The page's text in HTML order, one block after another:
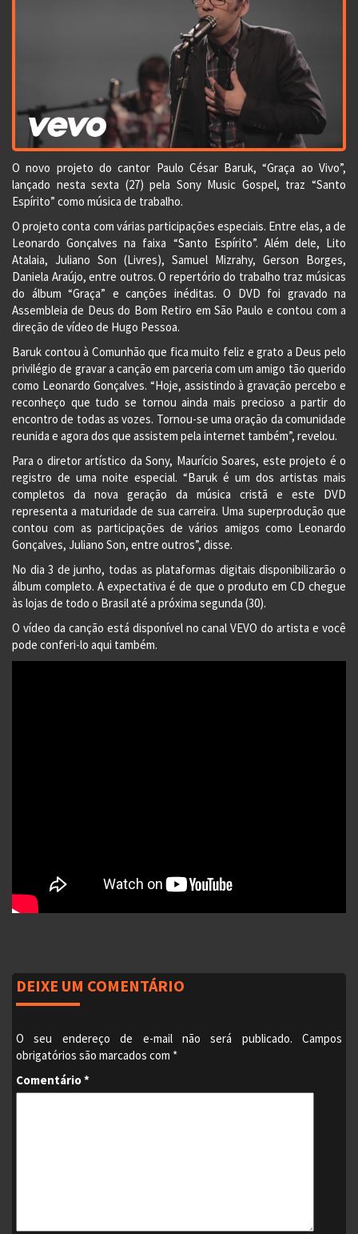
O novo projeto do cantor Paulo César Baruk, “Graça ao Vivo”,
lançado nesta sexta (27) pela Sony Music Gospel, traz “Santo
Espírito” como música de trabalho.
O projeto conta com várias participações especiais. Entre elas, a de
Leonardo Gonçalves na faixa “Santo Espírito”. Além dele, Lito
Atalaia, Juliano Son (Livres), Samuel Mizrahy, Gerson Borges,
Daniela Araújo, entre outros. O repertório do trabalho traz músicas
do álbum “Graça” e canções inéditas. O DVD foi gravado na
Assembleia de Deus do Bom Retiro em São Paulo e contou com a
direção de vídeo de Hugo Pessoa.
Baruk contou à Comunhão que fica muito feliz e grato a Deus pelo
privilégio de gravar a canção em parceria com um amigo tão querido
como Leonardo Gonçalves. “Hoje, assistindo à gravação percebo e
reconheço que tudo se tornou ainda mais precioso a partir do
encontro de todas as vozes. Tornou-se uma oração da comunidade
reunida e agora dos que assistem pela internet também”, revelou.
Para o diretor artístico da Sony, Maurício Soares, este projeto é o
registro de uma noite especial. “Baruk é um dos artistas mais
completos da nova geração da música cristã e este DVD
representa a maturidade de sua carreira. Uma superprodução que
contou com as participações de vários amigos como Leonardo
Gonçalves, Juliano Son, entre outros”, disse.
No dia 3 de junho, todas as plataformas digitais disponibilizarão o
álbum completo. A expectativa é de que o produto em CD chegue
às lojas de todo o Brasil até a próxima segunda (30).
O vídeo da canção está disponível no canal VEVO do artista e você
pode conferi-lo aqui também.
DEIXE UM COMENTÁRIO
O seu endereço de e-mail não será publicado.
Campos
obrigatórios são marcados com *
Comentário*